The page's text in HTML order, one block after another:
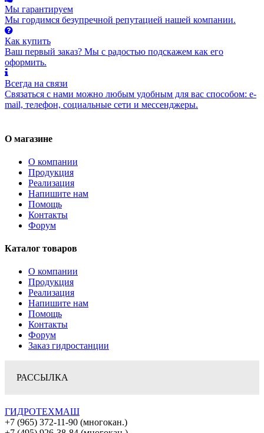
Мы гарантируем
Мы гордимся безупречной репутацией нашей компании.
Как купить
Ваш первый заказ? Мы с радостью подскажем как его
оформить.
Всегда на связи
Связаться с нами можно любым удобным для вас способом: e-
mail, телефон, социальные сети и мессенджеры.
О магазине
О компании
Продукция
Реализация
Напишите нам
Помощь
Контакты
Форум
Каталог товаров
О компании
Продукция
Реализация
Напишите нам
Помощь
Контакты
Форум
Заказ гидростанции
РАССЫЛКА
ГИДРОТЕХМАШ
+7 (965) 372-11-90 (многокан.)